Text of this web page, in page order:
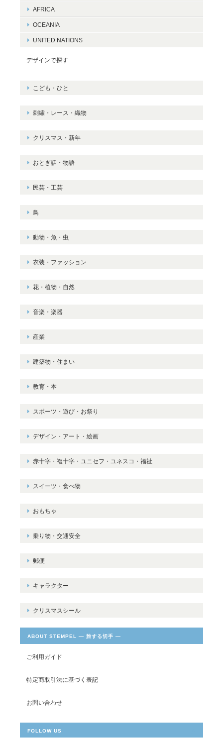
AFRICA
OCEANIA
UNITED NATIONS
デザインで探す
こども・ひと
刺繍・レース・織物
クリスマス・新年
おとぎ話・物語
民芸・工芸
鳥
動物・魚・虫
衣装・ファッション
花・植物・自然
音楽・楽器
産業
建築物・住まい
教育・本
スポーツ・遊び・お祭り
デザイン・アート・絵画
赤十字・複十字・ユニセフ・ユネスコ・福祉
スイーツ・食べ物
おもちゃ
乗り物・交通安全
郵便
キャラクター
クリスマスシール
ABOUT STEMPEL ― 旅する切手 ―
ご利用ガイド
特定商取引法に基づく表記
お問い合わせ
FOLLOW US